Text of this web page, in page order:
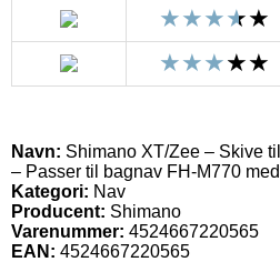
Navn: Shimano XT/Zee – Skive
– Passer til bagnav FH-M770
Kategori: Nav
Producent: Shimano
Varenummer: 4524667220565
EAN: 4524667220565